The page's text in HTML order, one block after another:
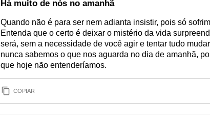
Há muito de nós no amanhã
Quando não é para ser nem adianta insistir, pois só
Entenda que o certo é deixar o mistério da vida
será, sem a necessidade de você agir e tentar tudo
nunca sabemos o que nos aguarda no dia de amanhã,
que hoje não entenderíamos.
COPIAR